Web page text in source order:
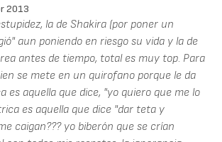
2013
la de Shakira (por poner un
aun poniendo en riesgo su vida y la de
antes de tiempo, total es muy top. Para
se mete en un quirofano porque le da
es aquella que dice, "yo quiero que me lo
es aquella que dice "dar teta y
caigan??? yo biberón que se crían